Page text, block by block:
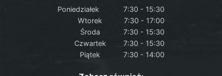
Poniedziałek
7:30 - 15:30
Wtorek
7:30 - 17:00
Środa
7:30 - 15:30
Czwartek
7:30 - 15:30
Piątek
7:30 - 14:00